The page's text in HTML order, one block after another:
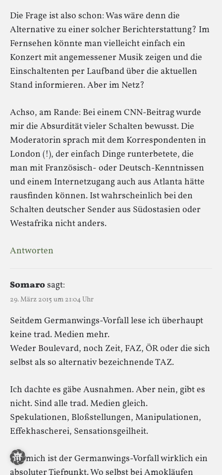
Die Frage ist also schon: Was wäre denn die
Alternative zu einer solcher Berichterstattung? Im
Fernsehen könnte man vielleicht einfach ein
Konzert mit angemessener Musik zeigen und die
Einschaltenten per Laufband über die aktuellen
Stand informieren. Aber im Netz?
Achso, am Rande: Bei einem CNN-Beitrag wurde
mir die Absurdität vieler Schalten bewusst. Die
Moderatorin sprach mit dem Korrespondenten in
London (!), der einfach Dinge runterbetete, die
man mit Französisch- oder Deutsch-Kenntnissen
und einem Internetzugang auch aus Atlanta hätte
rausfinden können. Ist wahrscheinlich bei den
Schalten deutscher Sender aus Südostasien oder
Westafrika nicht anders.
Antworten
Somarosagt:
29. März 2015 um 21:04 Uhr
Seitdem Germanwings-Vorfall lese ich überhaupt
keine trad. Medien mehr.
Weder Boulevard, noch Zeit, FAZ, ÖR oder die sich
selbst als so alternativ bezeichnende TAZ.
Ich dachte es gäbe Ausnahmen. Aber nein, gibt es
nicht. Sind alle trad. Medien gleich.
Spekulationen, Bloßstellungen, Manipulationen,
Effekhascherei, Sensationsgeilheit.
Für mich ist der Germanwings-Vorfall wirklich ein